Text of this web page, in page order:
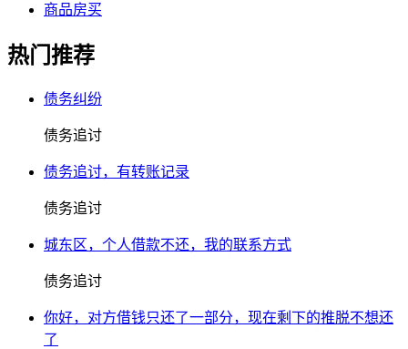
商品房买
热门推荐
债务纠纷
债务追讨
债务追讨，有转账记录
债务追讨
城东区，个人借款不还，我的联系方式
债务追讨
你好，对方借钱只还了一部分，现在剩下的推脱不想还
了